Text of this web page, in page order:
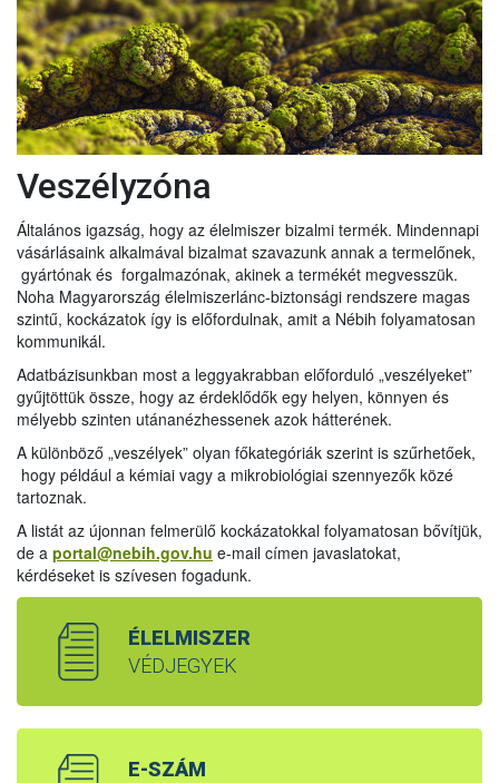
Veszélyzóna
Általános igazság, hogy az élelmiszer bizalmi termék. Mindennapi
vásárlásaink alkalmával bizalmat szavazunk annak a termelőnek,
gyártónak és forgalmazónak, akinek a termékét megvesszük.
Noha Magyarország élelmiszerlánc-biztonsági rendszere magas
szintű, kockázatok így is előfordulnak, amit a Nébih folyamatosan
kommunikál.
Adatbázisunkban most a leggyakrabban előforduló „veszélyeket”
gyűjtöttük össze, hogy az érdeklődők egy helyen, könnyen és
mélyebb szinten utánanézhessenek azok hátterének.
A különböző „veszélyek” olyan főkategóriák szerint is szűrhetőek,
hogy például a kémiai vagy a mikrobiológiai szennyezők közé
tartoznak.
A listát az újonnan felmerülő kockázatokkal folyamatosan bővítjük,
de a portal@nebih.gov.hu e-mail címen javaslatokat,
kérdéseket is szívesen fogadunk.
ÉLELMISZER
VÉDJEGYEK
E-SZÁM